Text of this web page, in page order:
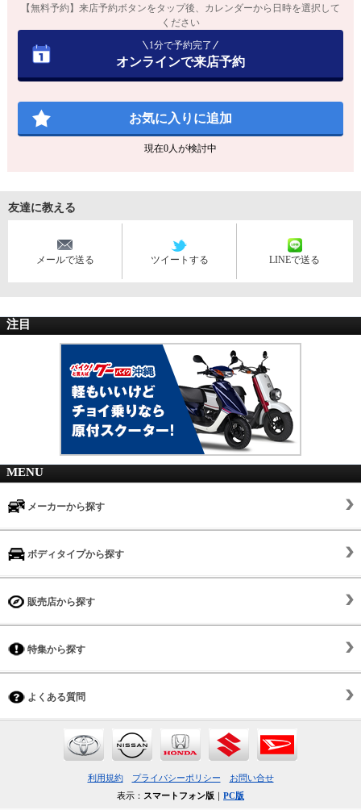
【無料予約】来店予約ボタンをタップ後、カレンダーから日時を選択して
ください
1分で予約完了
オンラインで来店予約
お気に入りに追加
現在0人が検討中
友達に教える
メールで送る ツイートする LINEで送る
注目
MENU
メーカーから探す
ボディタイプから探す
販売店から探す
特集から探す
よくある質問
利用規約 プライバシーポリシー
お問い合せ
表示： スマートフォン版 ｜ PC版